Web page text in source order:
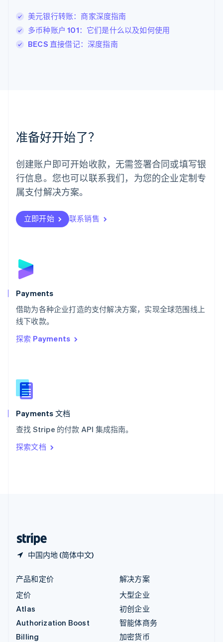
美元银行转账：商家深度指南
多币种账户 101：它们是什么以及如何使用
BECS 直接借记：深度指南
准备好开始了？
创建账户即可开始收款，无需签署合同或填写银
行信息。您也可以联系我们，为您的企业定制专
属支付解决方案。
立即开始 联系销售
Payments
借助为各种企业打造的支付解决方案，实现全球范围线上
线下收款。
探索 Payments
Payments 文档
查找 Stripe 的付款 API 集成指南。
探索文档
中国内地 (简体中文)
卢森堡
罗马尼亚
English
挪威
葡萄牙
Português English
日本
日本語English
瑞典
瑞士
DeutschFrançais
English
斯洛文尼亚
泰国
ไทยEnglish
希腊
English
西班牙
新西兰
English
匈牙利
English
ItalianoEnglish
印度
English
产品和定价
定价
Atlas
Authorization Boost
Billing
解决方案
大型企业
初创企业
智能体商务
加密货币